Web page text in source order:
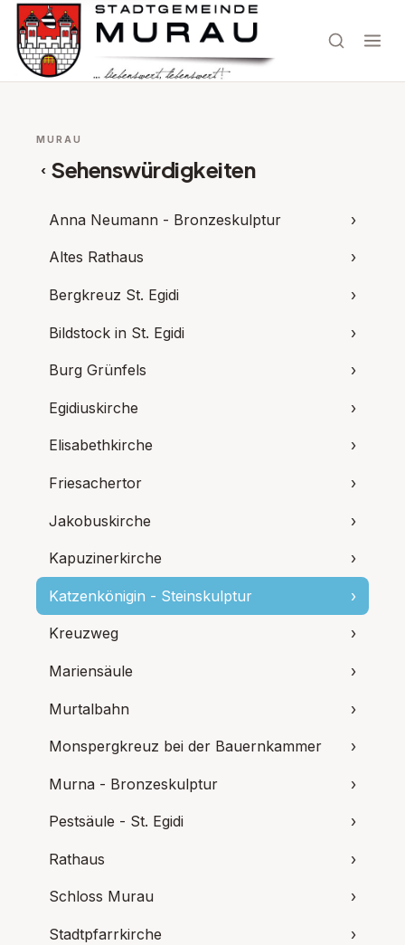
MURAU
‹ Sehenswürdigkeiten
Anna Neumann - Bronzeskulptur ›
Altes Rathaus ›
Bergkreuz St. Egidi ›
Bildstock in St. Egidi ›
Burg Grünfels ›
Egidiuskirche ›
Elisabethkirche ›
Friesachertor ›
Jakobuskirche ›
Kapuzinerkirche ›
Katzenkönigin - Steinskulptur ›
Kreuzweg ›
Mariensäule ›
Murtalbahn ›
Monspergkreuz bei der Bauernkammer ›
Murna - Bronzeskulptur ›
Pestsäule - St. Egidi ›
Rathaus ›
Schloss Murau ›
Stadtpfarrkirche ›